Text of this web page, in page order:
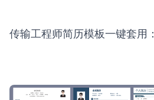
传输工程师简历模板一键套用：